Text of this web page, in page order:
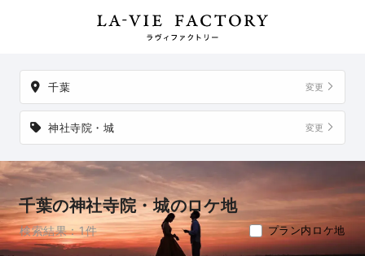
出張撮影も可能です。
千葉 変更
神社寺院・城 変更
千葉の神社寺院・城のロケ地
検索結果：1件 プラン内ロケ地